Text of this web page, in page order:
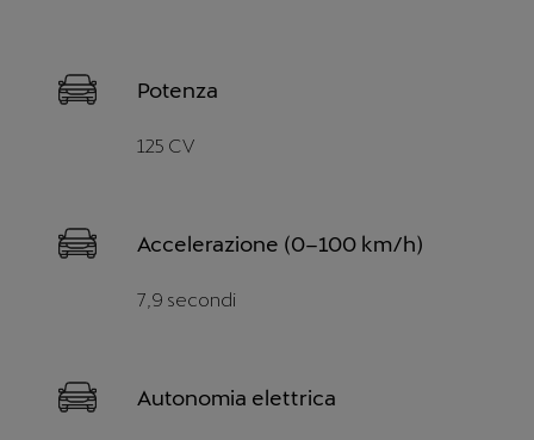
Potenza
125 CV
Accelerazione (0–100 km/h)
7,9 secondi
Autonomia elettrica